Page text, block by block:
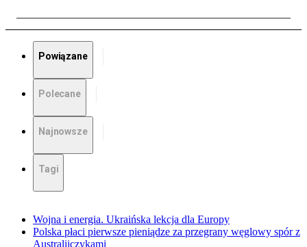
Powiązane
Polecane
Najnowsze
Tagi
Wojna i energia. Ukraińska lekcja dla Europy
Polska płaci pierwsze pieniądze za przegrany węglowy spór z
Australijczykami